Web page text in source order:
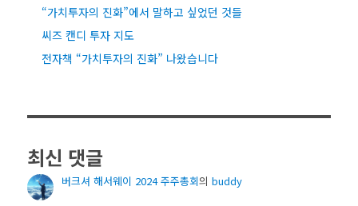
“가치투자의 진화”에서 말하고 싶었던 것들
씨즈 캔디 투자 지도
전자책 “가치투자의 진화” 나왔습니다
최신 댓글
버크셔 해서웨이 2024 주주총회의 buddy